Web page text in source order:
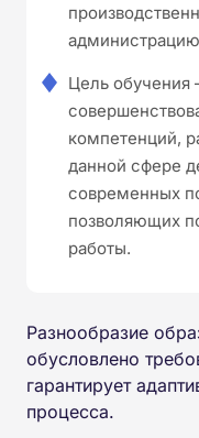
Цель обучения
компетенций,
данной сфере
современных
позволяющих
работы.
Разнообразие
обусловлено
гарантирует
процесса.